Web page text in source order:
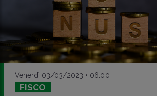
Venerdì 03/03/2023 • 06:00
FISCO